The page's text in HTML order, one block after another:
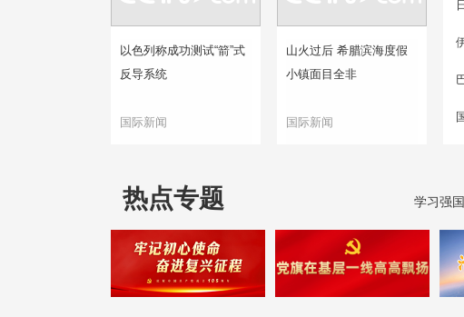
以色列称成功测试“箭”式
反导系统
国际新闻
山火过后 希腊滨海度假
小镇面目全非
国际新闻
热点专题 学习强国